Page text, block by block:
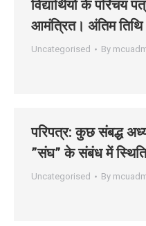
विद्यार्थियों के परिचय
आमंत्रित। अंतिम
Uncategorised By
परिपत्र: कुछ संबद्ध
”संघ” के संबंध में
Uncategorised By